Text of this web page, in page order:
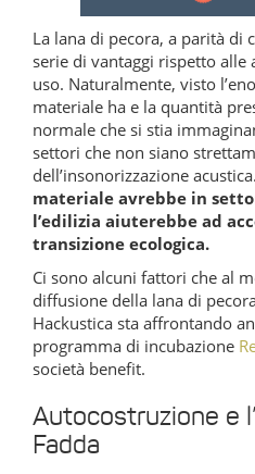
La lana di pecora, a parità di
serie di vantaggi rispetto
uso. Naturalmente, visto
materiale ha e la quantità
normale che si stia
settori che non siano
dell’insonorizzazione acustica.
materiale avrebbe in
l’edilizia aiuterebbe ad
transizione ecologica.
Ci sono alcuni fattori che al
diffusione della lana di
Hackustica sta affrontando
programma di incubazione
società benefit.
Autocostruzione e
Fadda